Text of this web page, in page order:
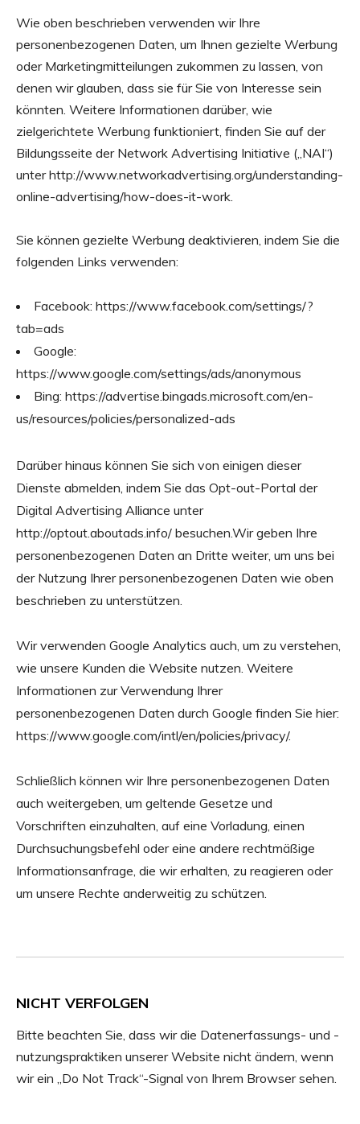
Wie oben beschrieben verwenden wir Ihre
personenbezogenen Daten, um Ihnen gezielte Werbung
oder Marketingmitteilungen zukommen zu lassen, von
denen wir glauben, dass sie für Sie von Interesse sein
könnten. Weitere Informationen darüber, wie
zielgerichtete Werbung funktioniert, finden Sie auf der
Bildungsseite der Network Advertising Initiative („NAI“)
unter http://www.networkadvertising.org/understanding-
online-advertising/how-does-it-work.
Sie können gezielte Werbung deaktivieren, indem Sie die
folgenden Links verwenden:
Facebook: https://www.facebook.com/settings/?
tab=ads
Google:
https://www.google.com/settings/ads/anonymous
Bing: https://advertise.bingads.microsoft.com/en-
us/resources/policies/personalized-ads
Darüber hinaus können Sie sich von einigen dieser
Dienste abmelden, indem Sie das Opt-out-Portal der
Digital Advertising Alliance unter
http://optout.aboutads.info/ besuchen.Wir geben Ihre
personenbezogenen Daten an Dritte weiter, um uns bei
der Nutzung Ihrer personenbezogenen Daten wie oben
beschrieben zu unterstützen.
Wir verwenden Google Analytics auch, um zu verstehen,
wie unsere Kunden die Website nutzen. Weitere
Informationen zur Verwendung Ihrer
personenbezogenen Daten durch Google finden Sie hier:
https://www.google.com/intl/en/policies/privacy/.
Schließlich können wir Ihre personenbezogenen Daten
auch weitergeben, um geltende Gesetze und
Vorschriften einzuhalten, auf eine Vorladung, einen
Durchsuchungsbefehl oder eine andere rechtmäßige
Informationsanfrage, die wir erhalten, zu reagieren oder
um unsere Rechte anderweitig zu schützen.
NICHT VERFOLGEN
Bitte beachten Sie, dass wir die Datenerfassungs- und -
nutzungspraktiken unserer Website nicht ändern, wenn
wir ein „Do Not Track“-Signal von Ihrem Browser sehen.